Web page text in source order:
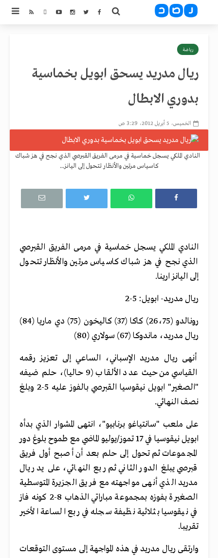
رياضة
ريال مدريد يسحق ابويل بخماسية
بدوري الابطال
الخميس، 5 أبريل 2012، 3:29 ص
النادي الملكي يسجل خماسية في مرمى الفريق القبرصي الذي نجح في هز شباك
كاسياس مرتين والأنظار تتحول إلى اليانز...
النادي الملكي يسجل خماسية في مرمى الفريق القبرصي
الذي نجح في هز شباك كاسياس مرتين والأنظار تتحول
إلى اليانز ارينا.
ريال مدريد- ابويل: 5-2
رونالدو (26،75) كاكا (37) كاليخون (75) دي ماريا (84)
ريال مدريد، ماندوكا (67) سولاري (80)
أنهى ريال مدريد الإسباني، الساعي إلى تعزيز رقمه
القياسي من حيث عدد الألقاب (9 حاليا)، حلم ضيفه
"الصغير" ابويل نيقوسيا القبرصي بالفوز عليه 5-2 وبلغ
نصف النهائي.
على ملعب "سانتياغو برنابيو"، انتهى المشوار الذي بدأه
ابويل نيقوسيا في 17 تموز/يوليو الماضي مع طموح بلوغ دور
المجموعات ثم تحول إلى حلم بعد أن أصبح أول فريق
قبرصي يبلغ الدور الثاني ثم ربع النهائي، على يد ريال
مدريد الذي أنهى مواجهته مع فريق الجزيرة المتوسطية
الصغيرة بفوزه بمجموعة مباراتي الذهاب 8-2 كونه فاز
في نيقوسيا بثلاثية نظيفة سجله في ربع الساعة الأخير
تقريبا.
وارتقى ريال مدريد في هذه المواجهة إلى مستوى التوقعات